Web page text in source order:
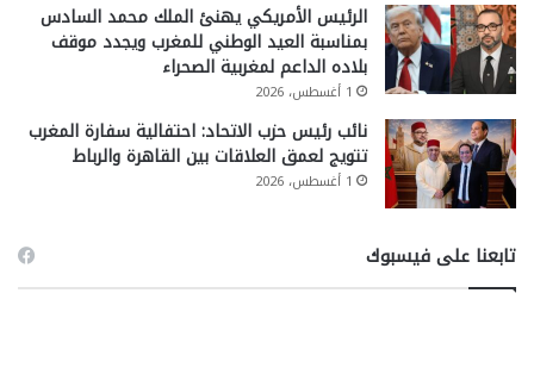
الرئيس الأمريكي يهنئ الملك محمد السادس
بمناسبة العيد الوطني للمغرب ويجدد موقف
بلاده الداعم لمغربية الصحراء
1 أغسطس، 2026
نائب رئيس حزب الاتحاد: احتفالية سفارة المغرب
تتويج لعمق العلاقات بين القاهرة والرباط
1 أغسطس، 2026
تابعنا على فيسبوك